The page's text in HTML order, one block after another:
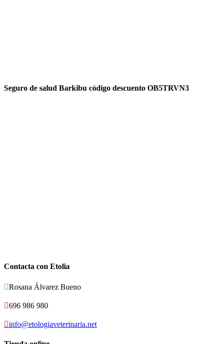
Seguro de salud Barkibu código descuento OB5TRVN3
Contacta con Etolia
Rosana Álvarez Bueno
696 986 980
info@etologiaveterinaria.net